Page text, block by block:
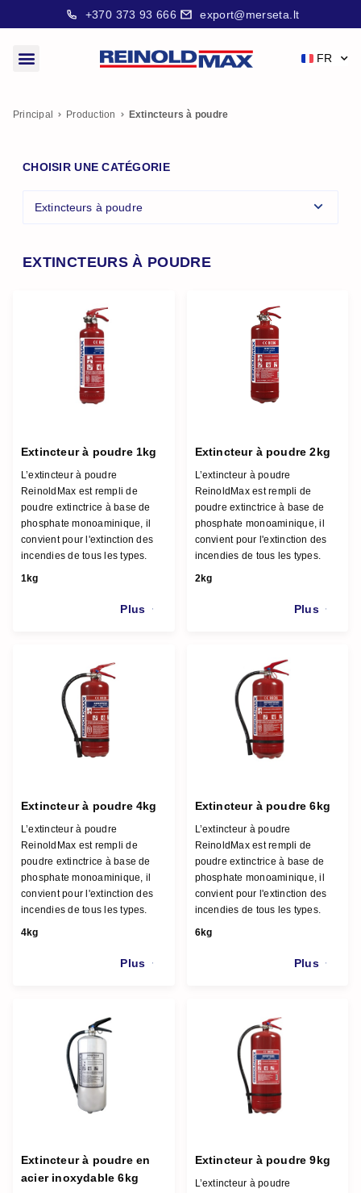
+370 373 93 666 export@merseta.lt
FR
Principal Production Extincteurs à poudre
CHOISIR UNE CATÉGORIE
Extincteurs à poudre
EXTINCTEURS À POUDRE
Extincteur à poudre 1kg
L’extincteur à poudre
ReinoldMax est rempli de
poudre extinctrice à base de
phosphate monoaminique, il
convient pour l'extinction des
incendies de tous les types.
1kg
Plus
Extincteur à poudre 2kg
L’extincteur à poudre
ReinoldMax est rempli de
poudre extinctrice à base de
phosphate monoaminique, il
convient pour l'extinction des
incendies de tous les types.
2kg
Plus
Extincteur à poudre 4kg
L’extincteur à poudre
ReinoldMax est rempli de
poudre extinctrice à base de
phosphate monoaminique, il
convient pour l'extinction des
incendies de tous les types.
4kg
Plus
Extincteur à poudre 6kg
L’extincteur à poudre
ReinoldMax est rempli de
poudre extinctrice à base de
phosphate monoaminique, il
convient pour l'extinction des
incendies de tous les types.
6kg
Plus
Extincteur à poudre en
acier inoxydable 6kg
Extincteur à poudre 9kg
L’extincteur à poudre